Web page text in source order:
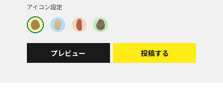
アイコン設定
プレビュー 投稿する